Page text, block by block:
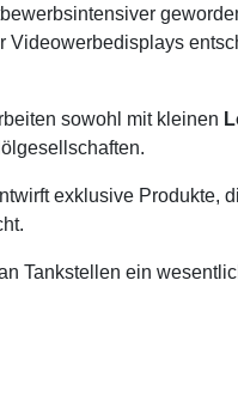
sowohl mit kleinen
exklusive
Tankstellen ein